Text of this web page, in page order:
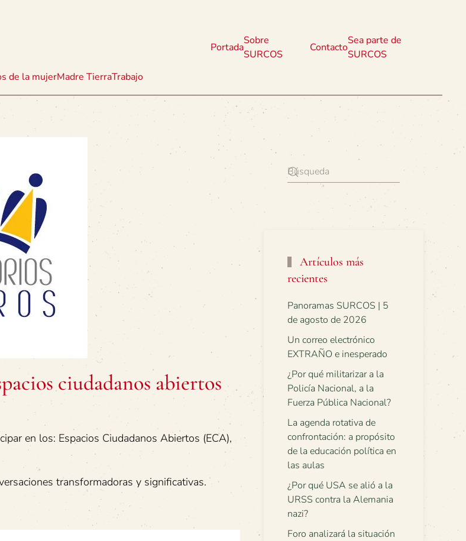
de la mujerMadre TierraTrabajo
Portada
Sobre
SURCOS
Contacto
Sea parte de
SURCOS
ciudadanos abiertos
en los: Espacios Ciudadanos Abiertos (ECA),
transformadoras y significativas.
Artículos más
recientes
Panoramas SURCOS | 5
de agosto de 2026
Un correo electrónico
EXTRAÑO e inesperado
¿Por qué militarizar a la
Policía Nacional, a la
Fuerza Pública Nacional?
La agenda rotativa de
confrontación: a propósito
de la educación política en
las aulas
¿Por qué USA se alió a la
URSS contra la Alemania
nazi?
Foro analizará la situación